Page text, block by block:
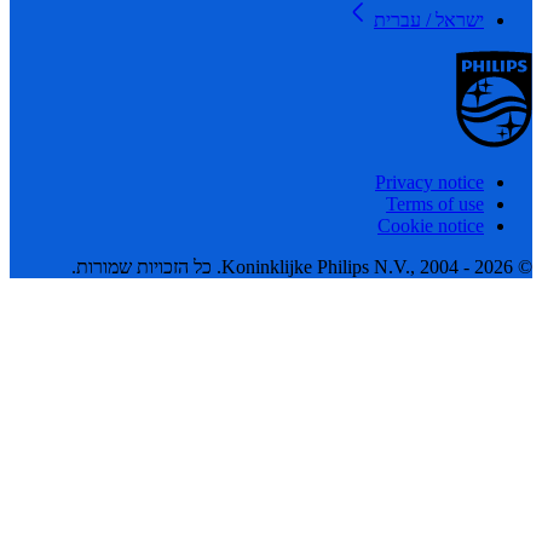
ישראל / עברית
Privacy notice
Terms of use
Cookie notice